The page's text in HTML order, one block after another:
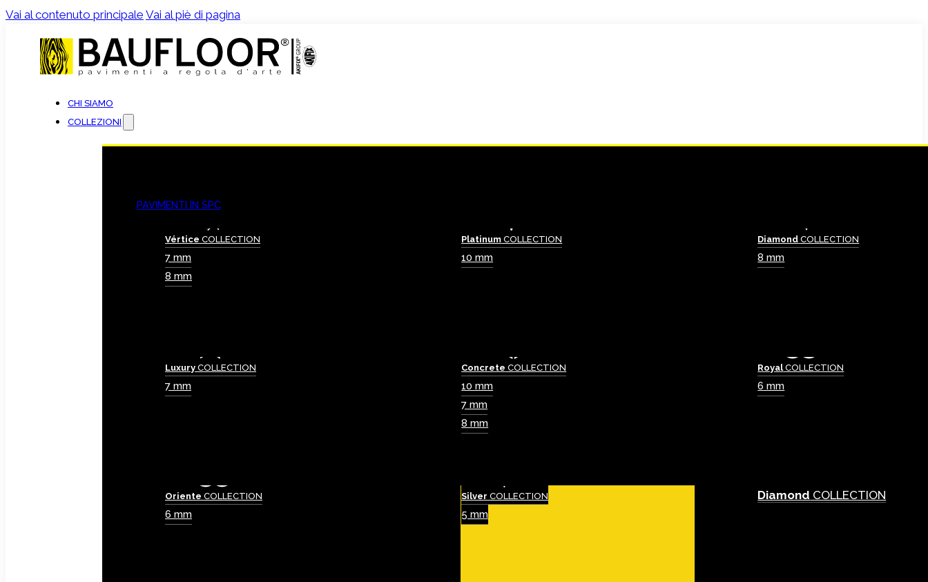
Vai al contenuto principale Vai al piè di pagina
CHI SIAMO
COLLEZIONI
PAVIMENTI IN SPC
Vértice COLLECTION
7 mm
8 mm
Luxury COLLECTION
7 mm
Oriente COLLECTION
6 mm
Platinum COLLECTION
10 mm
Concrete COLLECTION
10 mm
7 mm
8 mm
Silver COLLECTION
5 mm
Diamond COLLECTION
8 mm
RoyalCOLLECTION
6 mm
Diamond COLLECTION